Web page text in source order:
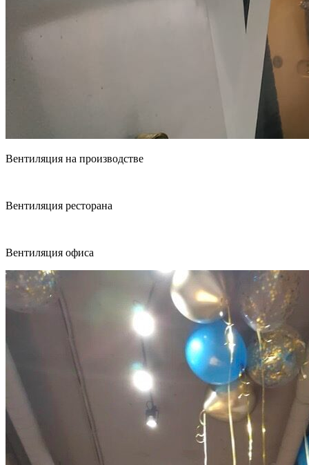
Вентиляция на производстве
Вентиляция ресторана
Вентиляция офиса